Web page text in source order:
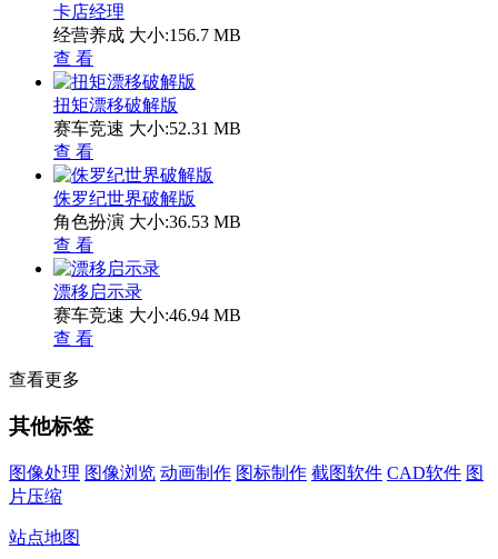
卡店经理
经营养成 大小:156.7 MB
查 看
扭矩漂移破解版
赛车竞速 大小:52.31 MB
查 看
侏罗纪世界破解版
角色扮演 大小:36.53 MB
查 看
漂移启示录
赛车竞速 大小:46.94 MB
查 看
查看更多
其他标签
图像处理 图像浏览 动画制作 图标制作 截图软件 CAD软件 图
片压缩
站点地图